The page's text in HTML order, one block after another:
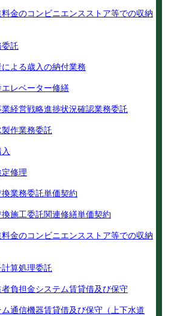
金のコンビニエンスストア等での収納
委託
よる歳入の納付業務
レベーター修繕
経営戦略進捗状況確認業務委託
作業務委託
修理
業務委託単価契約
施工委託関連修繕単価契約
金のコンビニエンスストア等での収納
算処理委託
負担金システム賃貸借及び保守
通信機器賃貸借及び保守（上下水道